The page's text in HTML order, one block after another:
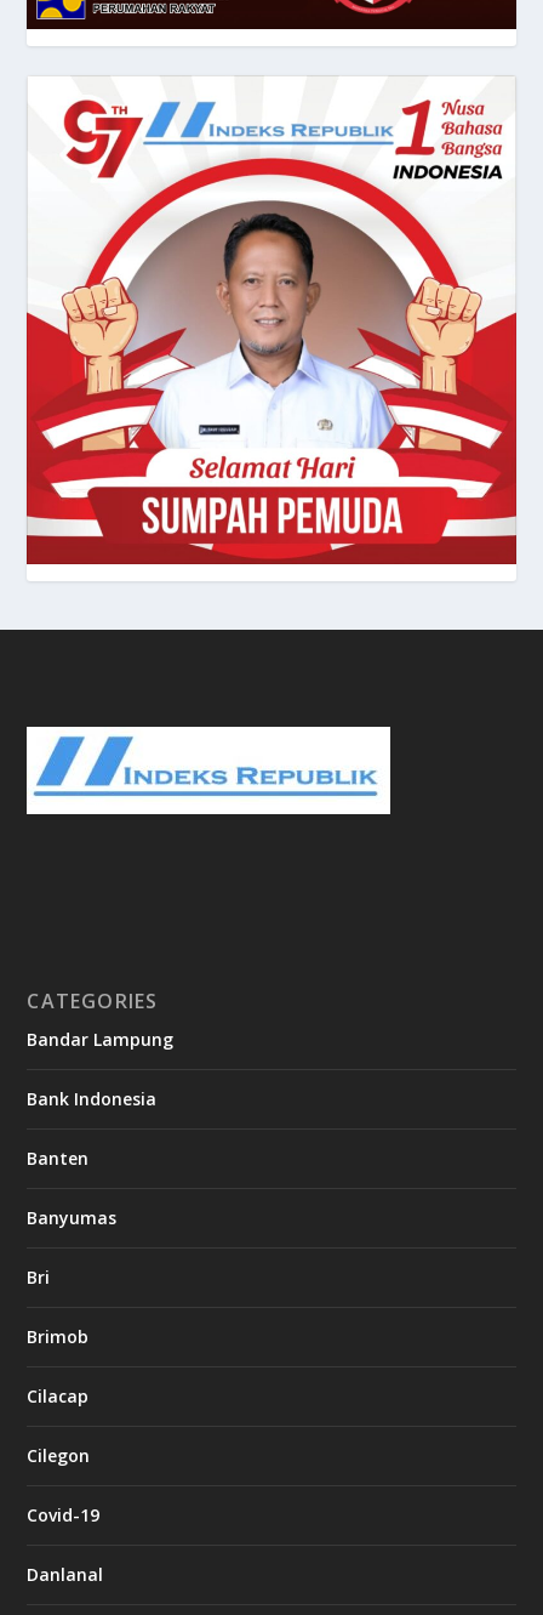
CATEGORIES
Bandar Lampung
Bank Indonesia
Banten
Banyumas
Bri
Brimob
Cilacap
Cilegon
Covid-19
Danlanal